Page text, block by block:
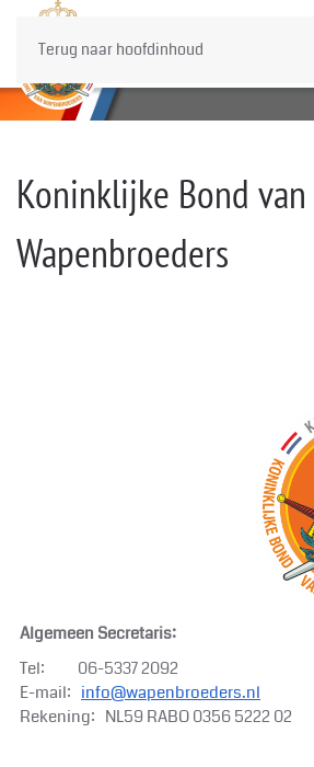
Terug naar hoofdinhoud
Koninklijke Bond van
Wapenbroeders
Algemeen Secretaris:
Tel: 06-5337 2092
E-mail: info@wapenbroeders.nl
Rekening: NL59 RABO 0356 5222 02